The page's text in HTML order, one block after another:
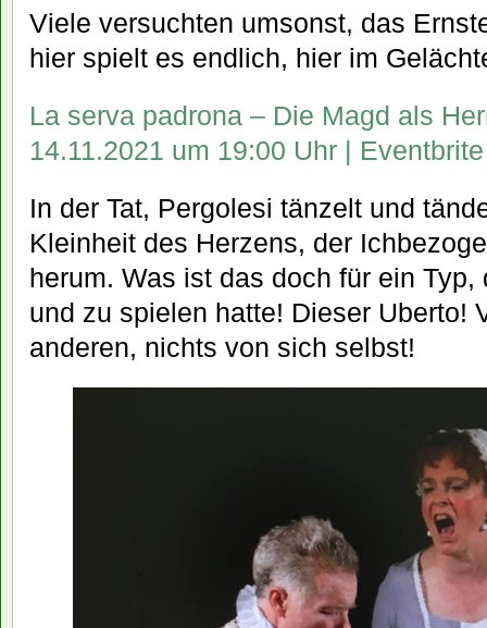
Viele versuchten umsonst, das
hier spielt es endlich, hier im
La serva padrona – Die Magd als
14.11.2021 um 19:00 Uhr | Eventbrite
In der Tat, Pergolesi tänzelt und
Kleinheit des Herzens, der
herum. Was ist das doch für ein
und zu spielen hatte! Dieser Uberto!
anderen, nichts von sich selbst!